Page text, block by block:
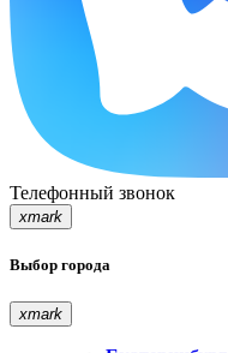
Телефонный звонок
xmark
Выбор города
xmark